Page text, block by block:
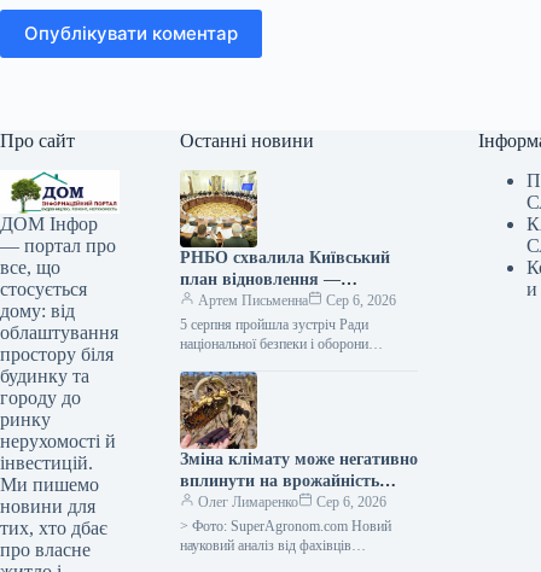
Опублікувати коментар
Про сайт
ДОМ Інфор
— портал про
все, що
стосується
дому: від
облаштування
простору біля
будинку та
городу до
ринку
нерухомості й
інвестицій.
Ми пишемо
новини для
тих, хто дбає
про власне
Останні новини
РНБО схвалила Київський
план відновлення —
Клименко
Артем Письменна
Сер 6, 2026
5 серпня пройшла зустріч Ради
національної безпеки і оборони
президент Володимир Зеленський.
Обговорено ступінь реалізації
комплексних…
Зміна клімату може негативно
вплинути на врожайність
культур значніше, ніж
передбачали дослідники —
SuperAgronom.com
Олег Лимаренко
Сер 6, 2026
> Фото: SuperAgronom.com Новий
науковий аналіз від фахівців
и